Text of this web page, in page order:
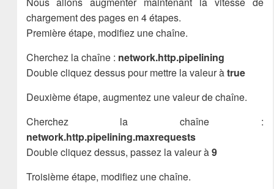
chargement des pages en 4 étapes.
Première étape, modifiez une chaîne.
Cherchez la chaîne : network.http.pipelining
Double cliquez dessus pour mettre la valeur àtrue
Deuxième étape, augmentez une valeur de chaîne.
Cherchez la chaîne :
network.http.pipelining.maxrequests
Double cliquez dessus, passez la valeur à9
Troisième étape, modifiez une chaîne.